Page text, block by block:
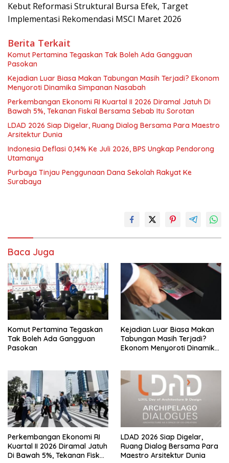
Kebut Reformasi Struktural Bursa Efek, Target
Implementasi Rekomendasi MSCI Maret 2026
Berita Terkait
Komut Pertamina Tegaskan Tak Boleh Ada Gangguan
Pasokan
Kejadian Luar Biasa Makan Tabungan Masih Terjadi? Ekonom
Menyoroti Dinamika Simpanan Nasabah
Perkembangan Ekonomi RI Kuartal II 2026 Diramal Jatuh Di
Bawah 5%, Tekanan Fiskal Bersama Sebab Itu Sorotan
LDAD 2026 Siap Digelar, Ruang Dialog Bersama Para Maestro
Arsitektur Dunia
Indonesia Deflasi 0,14% Ke Juli 2026, BPS Ungkap Pendorong
Utamanya
Purbaya Tinjau Penggunaan Dana Sekolah Rakyat Ke
Surabaya
Baca Juga
Komut Pertamina Tegaskan
Tak Boleh Ada Gangguan
Pasokan
Kejadian Luar Biasa Makan
Tabungan Masih Terjadi?
Ekonom Menyoroti Dinamika
Perkembangan Ekonomi RI
Kuartal II 2026 Diramal Jatuh
Di Bawah 5%, Tekanan Fiskal
LDAD 2026 Siap Digelar,
Ruang Dialog Bersama Para
Maestro Arsitektur Dunia